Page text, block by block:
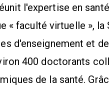
l'expertise en
« faculté virtuelle »,
d'enseignement et
400 doctorants
de la santé.